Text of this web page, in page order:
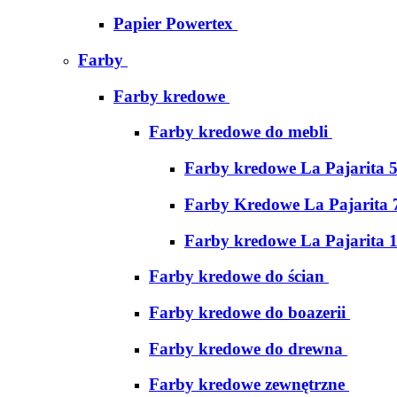
Papier Powertex
Farby
Farby kredowe
Farby kredowe do mebli
Farby kredowe La Pajarita
Farby Kredowe La Pajarita
Farby kredowe La Pajarita
Farby kredowe do ścian
Farby kredowe do boazerii
Farby kredowe do drewna
Farby kredowe zewnętrzne